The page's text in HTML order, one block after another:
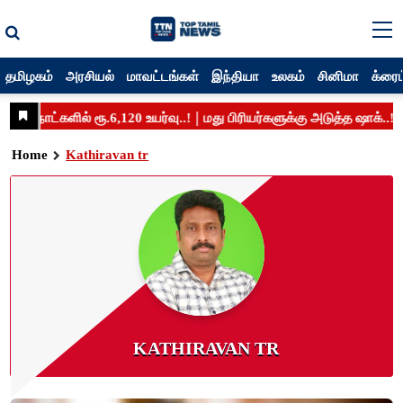
தமிழகம் அரசியல் மாவட்டங்கள் இந்தியா உலகம் சினிமா
Home Kathiravan tr
KATHIRAVAN TR